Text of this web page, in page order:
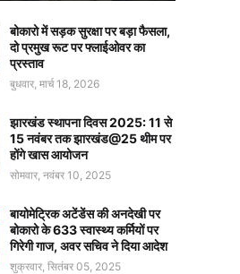
बोकारो में सड़क सुरक्षा पर बड़ा फैसला,
दो प्रमुख रूट पर फ्लाईओवर का
प्रस्ताव
बुधवार, मार्च 18, 2026
झारखंड स्थापना दिवस 2025: 11 से
15 नवंबर तक झारखंड@25 थीम पर
होंगे खास आयोजन
सोमवार, नवंबर 10, 2025
बायोमेट्रिक अटेंडेंस की अनदेखी पर
बोकारो के 633 स्वास्थ्य कर्मियों पर
गिरेगी गाज, अवर सचिव ने दिया आदेश
शुक्रवार, सितंबर 05, 2025